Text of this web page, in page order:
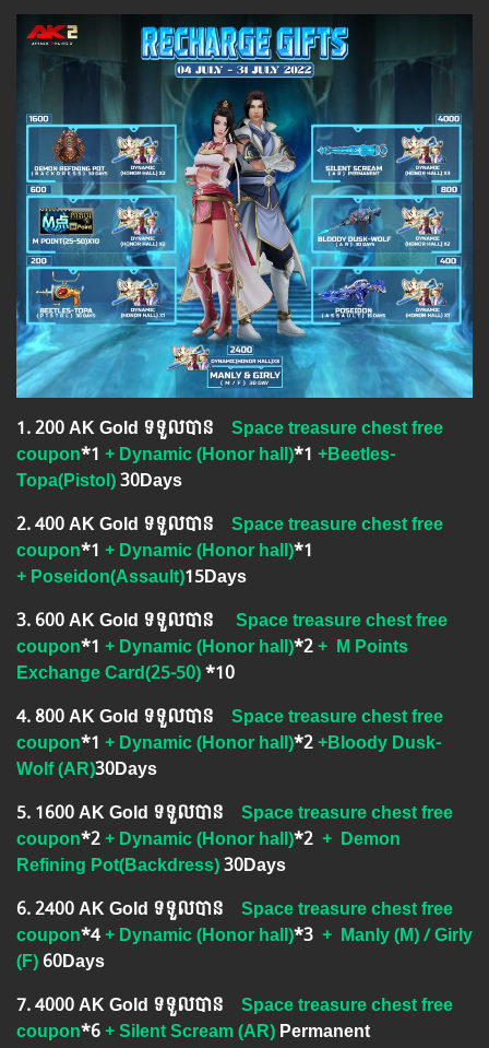
1.​ 200 AK Gold ទទួលបាន Space treasure chest free
coupon*1 + Dynamic (Honor hall)*1 +Beetles-
Topa(Pistol)30Days
2.​ 400 AK Gold ទទួលបាន Space treasure chest free
coupon*1 + Dynamic (Honor hall)*1
+Poseidon(Assault)15Days
3.​ 600 AK Gold ទទួលបាន Space treasure chest free
coupon*1 + Dynamic (Honor hall)*2+ M Points
Exchange Card(25-50)*10
4.​ 800 AK Gold ទទួលបាន Space treasure chest free
coupon*1 + Dynamic (Honor hall)*2+Bloody Dusk-
Wolf (AR)30Days
5.​ 1600 AK Gold ទទួលបាន Space treasure chest free
coupon*2+ Dynamic (Honor hall)*2 + Demon
Refining Pot(Backdress)30Days
6. ​2400 AK Gold ទទួលបាន Space treasure chest free
coupon*4+ Dynamic (Honor hall)*3 + Manly (M) / Girly
(F)60Days
7. 4000 AK Gold ទទួលបាន Space treasure chest free
coupon*6+ Silent Scream (AR)Permanent